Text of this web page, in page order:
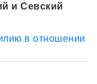
и Севский
в отношении